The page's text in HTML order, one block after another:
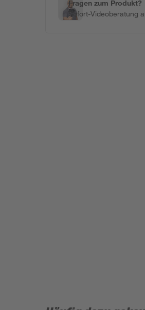
Fragen zum Produkt?
Sofort-Videoberatung